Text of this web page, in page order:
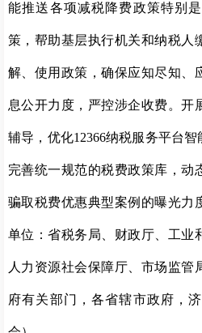
能推送各项减税降费政策特别
策，帮助基层执行机关和纳税人
解、使用政策，确保应知尽知、
息公开力度，严控涉企收费。开
辅导，优化12366纳税服务平台
完善统一规范的税费政策库，动
骗取税费优惠典型案例的曝光力
单位：省税务局、财政厅、工业
人力资源社会保障厅、市场监管
府有关部门，各省辖市政府，